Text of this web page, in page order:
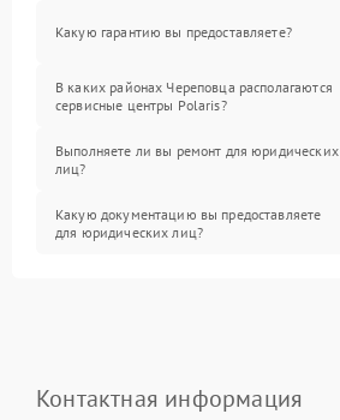
Какую гарантию вы предоставляете?
В каких районах Череповца располагаются
сервисные центры Polaris?
Выполняете ли вы ремонт для юридических
лиц?
Какую документацию вы предоставляете
для юридических лиц?
Контактная информация